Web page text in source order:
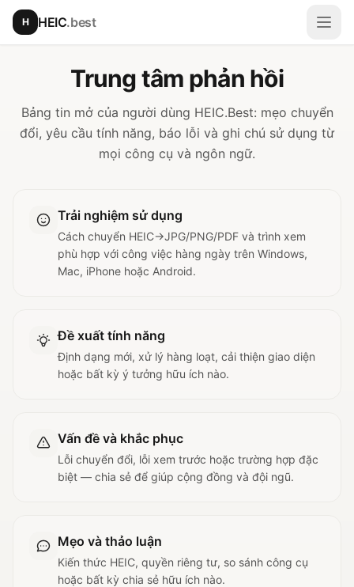
Chuyển đến nội dung chính
H HEIC.best
Mở
Trung tâm phản hồi
Bảng tin mở của người dùng HEIC.Best: mẹo chuyển
đổi, yêu cầu tính năng, báo lỗi và ghi chú sử dụng từ
mọi công cụ và ngôn ngữ.
Trải nghiệm sử dụng
Cách chuyển HEIC→JPG/PNG/PDF và trình xem
phù hợp với công việc hàng ngày trên Windows,
Mac, iPhone hoặc Android.
Đề xuất tính năng
Định dạng mới, xử lý hàng loạt, cải thiện giao diện
hoặc bất kỳ ý tưởng hữu ích nào.
Vấn đề và khắc phục
Lỗi chuyển đổi, lỗi xem trước hoặc trường hợp đặc
biệt — chia sẻ để giúp cộng đồng và đội ngũ.
Mẹo và thảo luận
Kiến thức HEIC, quyền riêng tư, so sánh công cụ
hoặc bất kỳ chia sẻ hữu ích nào.